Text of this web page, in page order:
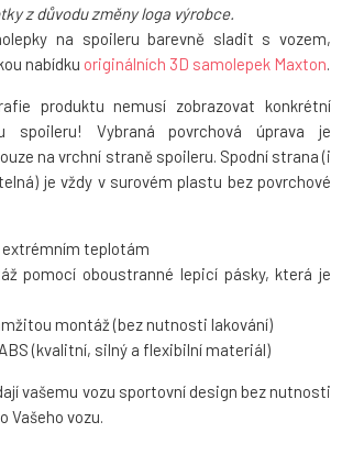
z důvodu změny loga výrobce.
na spoileru barevně sladit s vozem,
nabídku originálních 3D samolepek Maxton.
produktu nemusí zobrazovat konkrétní
spoileru! Vybraná povrchová úprava je
na vrchní straně spoileru. Spodní strana (i
je vždy v surovém plastu bez povrchové
extrémním teplotám
pomocí oboustranné lepicí pásky, která je
montáž (bez nutnosti lakování)
(kvalitní, silný a flexibilní materiál)
vašemu vozu sportovní design bez nutnosti
Vašeho vozu.